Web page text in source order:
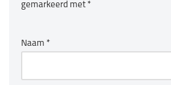
gemarkeerd met *
Naam *